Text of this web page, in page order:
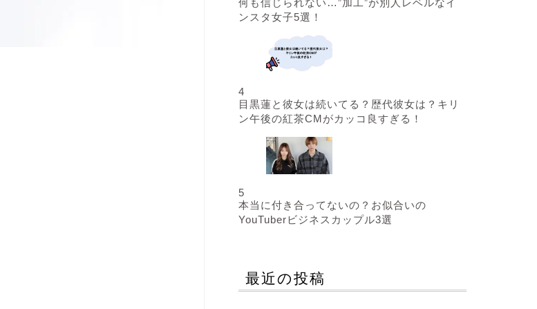
何も信じられない…”加工”が別人レベルなイ
ンスタ女子5選！
4
目黒蓮と彼女は続いてる？歴代彼女は？キリ
ン午後の紅茶CMがカッコ良すぎる！
5
本当に付き合ってないの？お似合いの
YouTuberビジネスカップル3選
最近の投稿